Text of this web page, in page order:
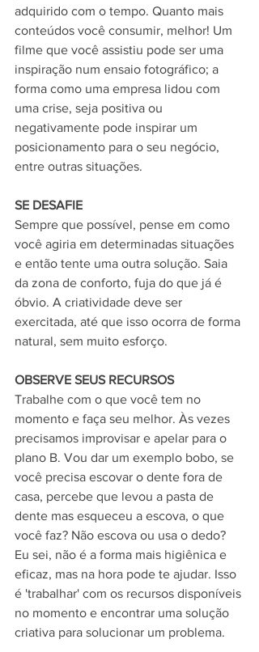
adquirido com o tempo. Quanto mais
conteúdos você consumir, melhor! Um
filme que você assistiu pode ser uma
inspiração num ensaio fotográfico; a
forma como uma empresa lidou com
uma crise, seja positiva ou
negativamente pode inspirar um
posicionamento para o seu negócio,
entre outras situações.
SE DESAFIE
Sempre que possível, pense em como
você agiria em determinadas situações
e então tente uma outra solução. Saia
da zona de conforto, fuja do que já é
óbvio. A criatividade deve ser
exercitada, até que isso ocorra de forma
natural, sem muito esforço.
OBSERVE SEUS RECURSOS
Trabalhe com o que você tem no
momento e faça seu melhor. Às vezes
precisamos improvisar e apelar para o
plano B. Vou dar um exemplo bobo, se
você precisa escovar o dente fora de
casa, percebe que levou a pasta de
dente mas esqueceu a escova, o que
você faz? Não escova ou usa o dedo?
Eu sei, não é a forma mais higiênica e
eficaz, mas na hora pode te ajudar. Isso
é 'trabalhar' com os recursos disponíveis
no momento e encontrar uma solução
criativa para solucionar um problema.